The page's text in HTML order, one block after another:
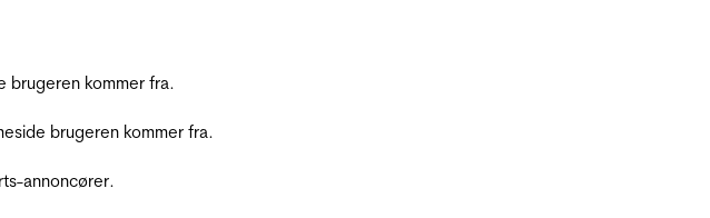
brugeren kommer fra.
brugeren kommer fra.
annoncører.